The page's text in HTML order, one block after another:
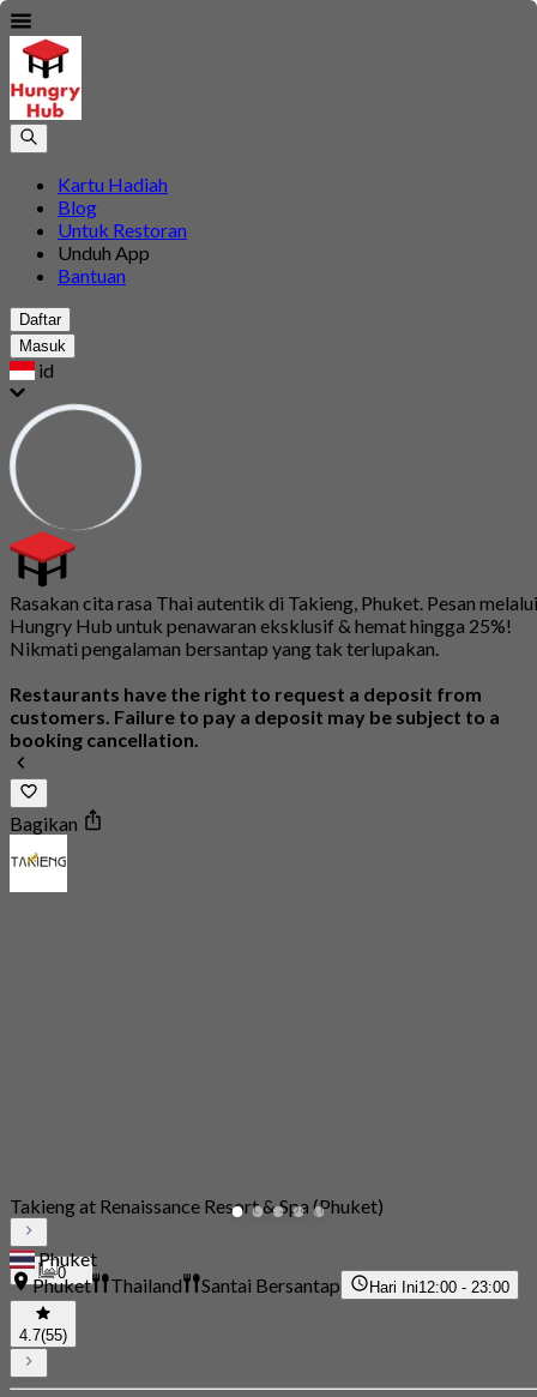
Kartu Hadiah
Blog
Untuk Restoran
Unduh App
Bantuan
Daftar
Masuk
id
Rasakan cita rasa Thai autentik di Takieng, Phuket. Pesan melalui
Hungry Hub untuk penawaran eksklusif & hemat hingga 25%!
Nikmati pengalaman bersantap yang tak terlupakan.
Restaurants have the right to request a deposit from
customers. Failure to pay a deposit may be subject to a
booking cancellation.
Bagikan
0
Takieng at Renaissance Resort & Spa (Phuket)
Phuket
Phuket
Thailand Santai Bersantap Hari Ini12:00 - 23:00
4.7(55)